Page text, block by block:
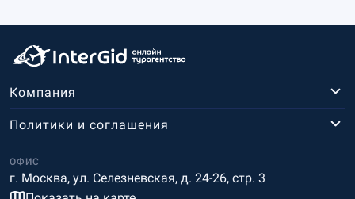
Компания
ОФИС
г. Москва, ул. Селезневская, д. 24-26, стр. 3
Политики и соглашения